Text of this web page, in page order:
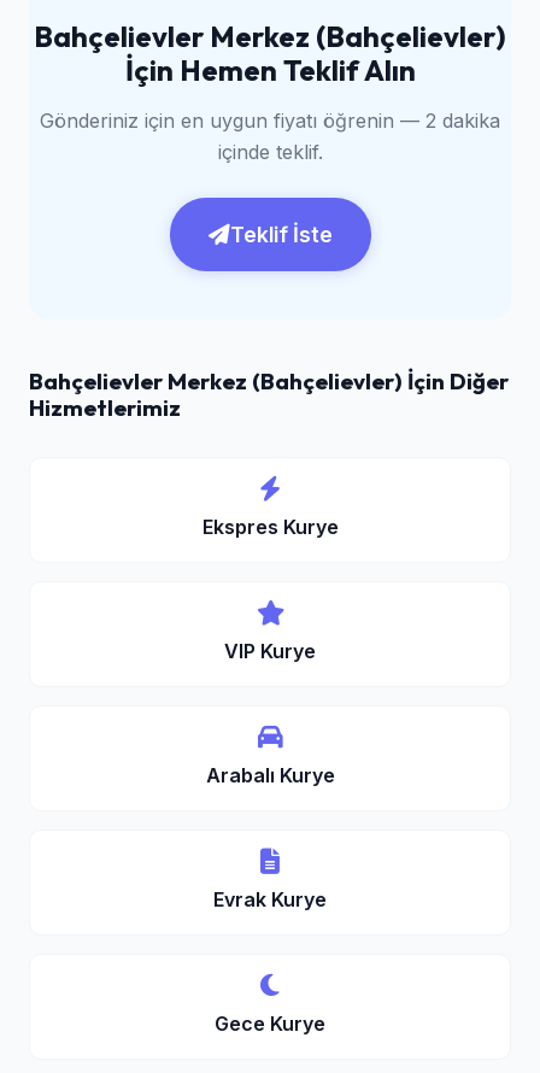
Bahçelievler Merkez (Bahçelievler)
İçin Hemen Teklif Alın
Gönderiniz için en uygun fiyatı öğrenin — 2 dakika
içinde teklif.
Teklif İste
Bahçelievler Merkez (Bahçelievler) İçin Diğer
Hizmetlerimiz
Ekspres Kurye
VIP Kurye
Arabalı Kurye
Evrak Kurye
Gece Kurye